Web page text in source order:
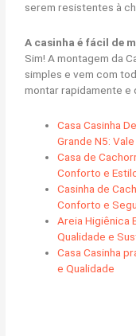
serem resistentes à
A casinha é fácil de
Sim! A montagem da
simples e vem com
montar rapidamente e
Casa Casinha
Grande N5:
Casa de
Conforto e
Casinha de
Conforto e
Areia Higiênica
Qualidade e
Casa Casinha
e Qualidade